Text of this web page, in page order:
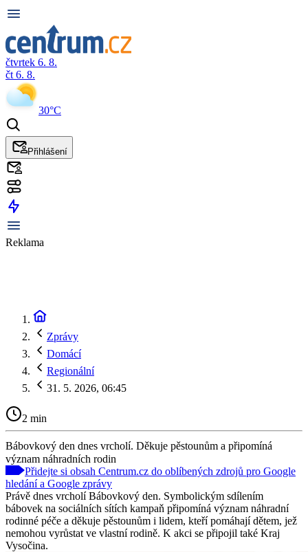
čtvrtek 6. 8.
čt 6. 8.
30°C
Přihlášení
Reklama
Zprávy
Domácí
Regionální
31. 5. 2026, 06:45
2 min
Bábovkový den dnes vrcholí. Děkuje pěstounům a připomíná
význam náhradních rodin
Přidejte si obsah Centrum.cz do oblíbených zdrojů pro Google
hledání a Google zprávy
Právě dnes vrcholí Bábovkový den. Symbolickým sdílením
bábovek na sociálních sítích kampaň připomíná význam náhradní
rodinné péče a děkuje pěstounům i lidem, kteří pomáhají dětem, jež
nemohou vyrůstat ve vlastní rodině. K akci se připojil také Kraj
Vysočina.